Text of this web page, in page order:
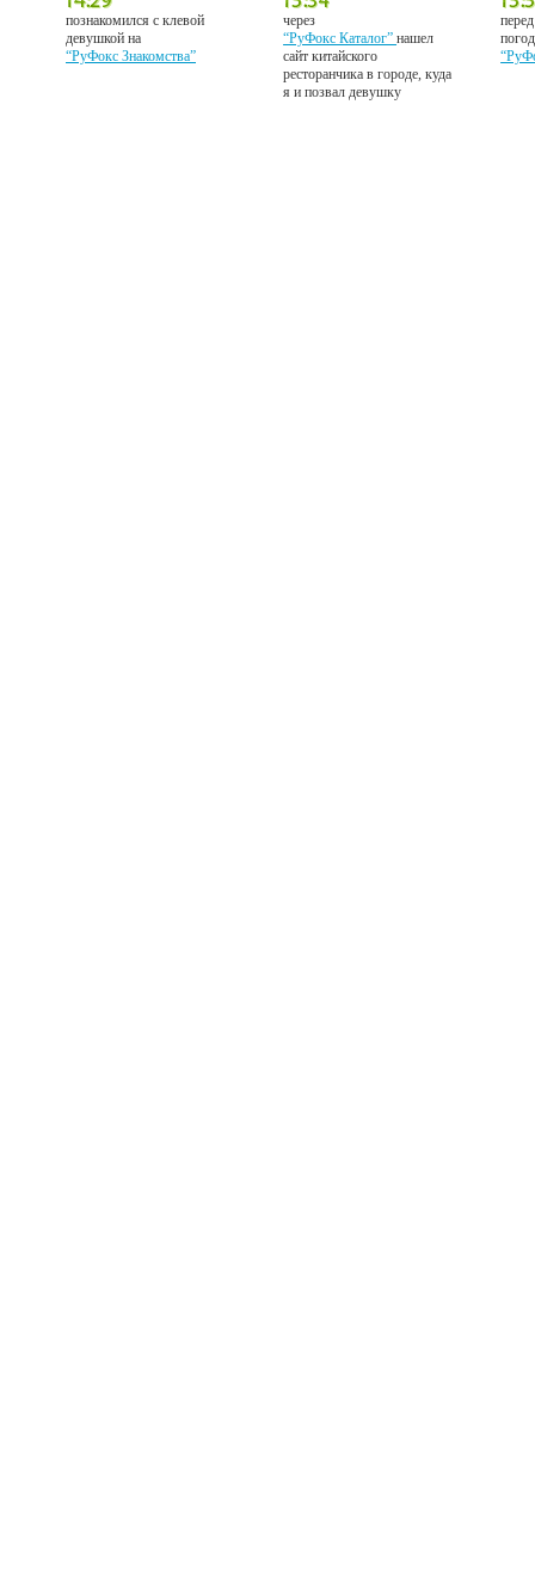
познакомился с клевой
девушкой на
“РуФокс Знакомства”
через
“РуФокс Каталог”нашел
сайт китайского
ресторанчика в городе, куда
я и позвал девушку